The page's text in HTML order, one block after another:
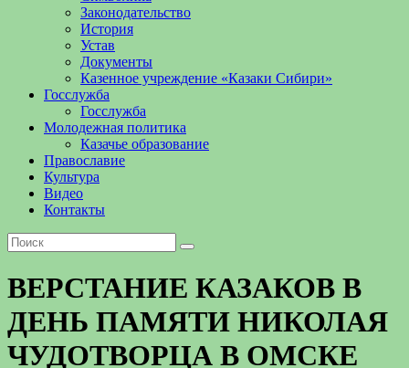
Законодательство
История
Устав
Документы
Казенное учреждение «Казаки Сибири»
Госслужба
Госслужба
Молодежная политика
Казачье образование
Православие
Культура
Видео
Контакты
ВЕРСТАНИЕ КАЗАКОВ В
ДЕНЬ ПАМЯТИ НИКОЛАЯ
ЧУДОТВОРЦА В ОМСКЕ